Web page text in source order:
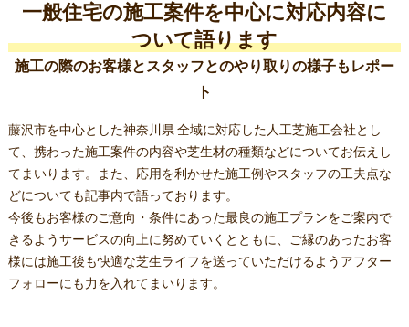
一般住宅の施工案件を中心に対応内容に
ついて語ります
施工の際のお客様とスタッフとのやり取りの様子もレポー
ト
藤沢市を中心とした神奈川県 全域に対応した人工芝施工会社とし
て、携わった施工案件の内容や芝生材の種類などについてお伝えし
てまいります。また、応用を利かせた施工例やスタッフの工夫点な
どについても記事内で語っております。
今後もお客様のご意向・条件にあった最良の施工プランをご案内で
きるようサービスの向上に努めていくとともに、ご縁のあったお客
様には施工後も快適な芝生ライフを送っていただけるようアフター
フォローにも力を入れてまいります。